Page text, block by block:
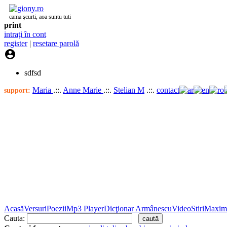
cama şcurti, aoa suntu tuti
print
intraţi în cont
register| resetare parolă

sdfsd
support: Maria .::. Anne Marie .::. Stelian M .::. contact
AcasăVersuriPoeziiMp3 PlayerDicţionar ArmânescuVideoStiri
Cauta: